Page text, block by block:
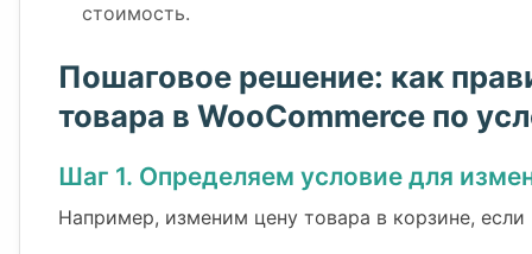
стоимость.
Пошаговое решение: как
товара в WooCommerce по
Шаг 1. Определяем условие для
Например, изменим цену товара в корзине,